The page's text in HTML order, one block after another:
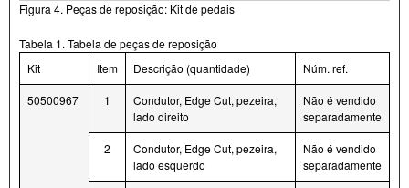
Figura 4. Peças de reposição: Kit de pedais
Tabela 1. Tabela de peças de reposição
Kit
Item Descrição (quantidade) Núm. ref.
50500967 1
Condutor, Edge Cut, pezeira,
lado direito
Não é vendido
separadamente
2
Condutor, Edge Cut, pezeira,
lado esquerdo
Não é vendido
separadamente